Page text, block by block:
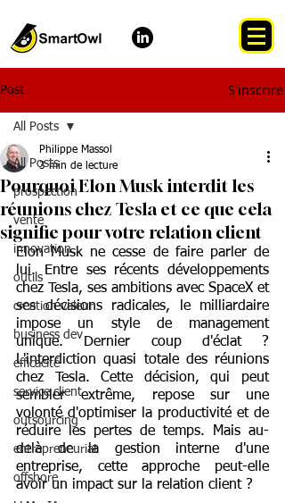
Post S'inscrire
All Posts
prospection
vente
innovation
outils
creation valeur
business dev
efficacité
service client
outsourcing
entrepreneuriat
offshore
All Posts
Pourquoi Elon Musk interdit les
réunions chez Tesla et ce que cela
signifie pour votre relation client
Philippe Massol
3 min de lecture
Elon Musk ne cesse de faire parler de
lui. Entre ses récents développements
chez Tesla, ses ambitions avec SpaceX et
ses décisions radicales, le milliardaire
impose un style de management
unique. Dernier coup d'éclat ?
L'interdiction quasi totale des réunions
chez Tesla. Cette décision, qui peut
sembler extrême, repose sur une
volonté d'optimiser la productivité et de
réduire les pertes de temps. Mais au-
delà de la gestion interne d'une
entreprise, cette approche peut-elle
avoir un impact sur la relation client ?